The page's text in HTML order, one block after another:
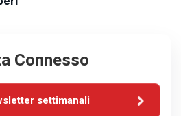
Connesso
settimanali